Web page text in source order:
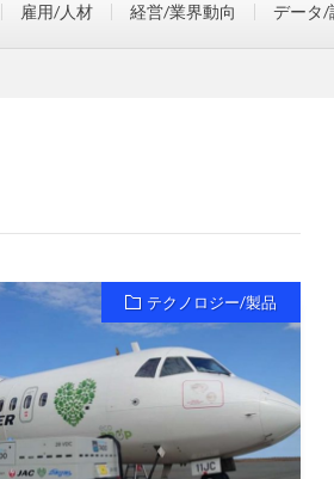
雇用/人材 経営/業界動向 データ/
テクノロジー/製品